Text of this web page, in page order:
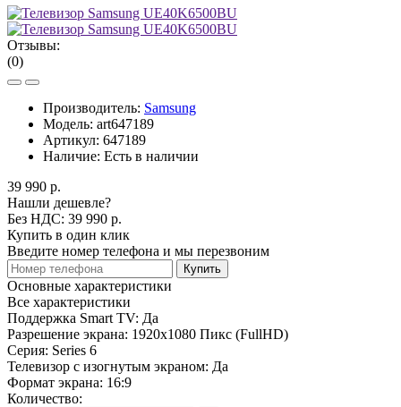
Отзывы:
(0)
Производитель: Samsung
Модель: art647189
Артикул: 647189
Наличие: Есть в наличии
39 990 р.
Нашли дешевле?
Без НДС: 39 990 р.
Купить в один клик
Введите номер телефона и мы перезвоним
Купить
Основные характеристики
Все характеристики
Поддержка Smart TV: Да
Разрешение экрана: 1920x1080 Пикс (FullHD)
Серия: Series 6
Телевизор с изогнутым экраном: Да
Формат экрана: 16:9
Количество: